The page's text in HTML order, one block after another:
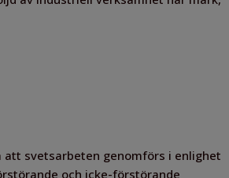
svetsarbeten genomförs i enlighet
och icke-förstörande